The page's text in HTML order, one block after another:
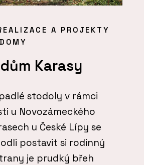
A PROJEKTY
Karasy
stodoly v rámci
u Novozámeckého
u České Lípy se
postavit si rodinný
je prudký břeh